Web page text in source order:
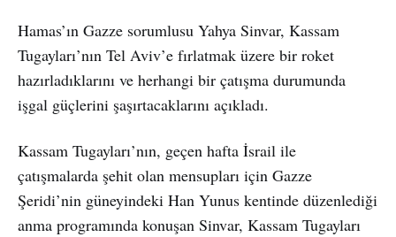
Hamas’ın Gazze sorumlusu Yahya Sinvar, Kassam
Tugayları’nın Tel Aviv’e fırlatmak üzere bir roket
hazırladıklarını ve herhangi bir çatışma durumunda
işgal güçlerini şaşırtacaklarını açıkladı.
Kassam Tugayları’nın, geçen hafta İsrail ile
çatışmalarda şehit olan mensupları için Gazze
Şeridi’nin güneyindeki Han Yunus kentinde düzenlediği
anma programında konuşan Sinvar, Kassam Tugayları